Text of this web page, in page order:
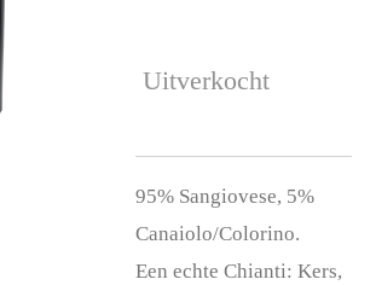
Uitverkocht
95% Sangiovese, 5%
Canaiolo/Colorino.
Een echte Chianti: Kers,